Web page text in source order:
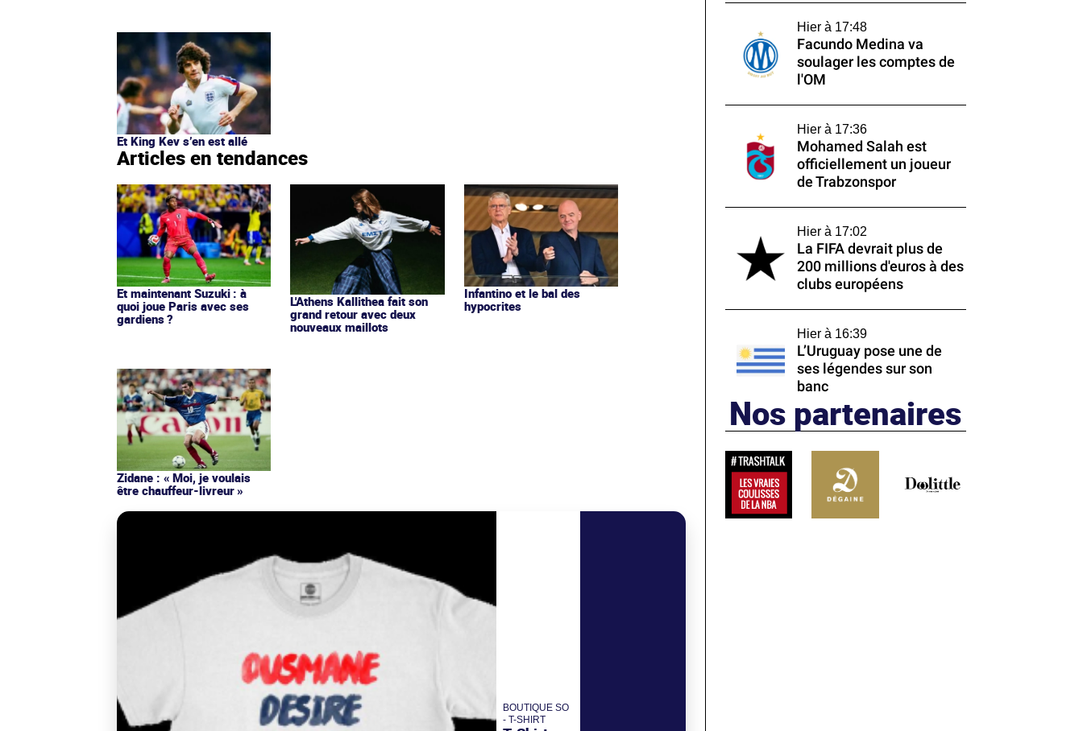
Et King Kev s’en est allé
Articles en tendances
Et maintenant Suzuki : à
quoi joue Paris avec ses
gardiens ?
L'Athens Kallithea fait son
grand retour avec deux
nouveaux maillots
Infantino et le bal des
hypocrites
Zidane : « Moi, je voulais
être chauffeur-livreur »
BOUTIQUE SO
- T-SHIRT
Hier à 17:48
Facundo Medina va
soulager les comptes de
l'OM
Hier à 17:36
Mohamed Salah est
officiellement un joueur
de Trabzonspor
Hier à 17:02
La FIFA devrait plus de
200 millions d'euros à des
clubs européens
Hier à 16:39
L’Uruguay pose une de
ses légendes sur son
banc
Nos partenaires